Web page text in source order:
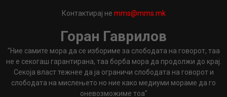
Контактирај не mms@mms.mk
Горан Гаврилов
"Ние самите мора да се избориме за слободата на говорот, таа
не е секогаш гарантирана, таа борба мора да продолжи до крај.
Секоја власт тежнее да ја ограничи слободата на говорот и
слободата на мислењето но ние како медиуми мораме да го
оневозможиме тоа"